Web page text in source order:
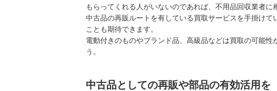
もらってくれる人がいないのであれば、不用品回収業者に
中古品の再販ルートを有している買取サービスを手掛け
ことも期待できます。
電動付きのものやブランド品、高級品などは買取の可能
う。
中古品としての再販や部品の有効活用を